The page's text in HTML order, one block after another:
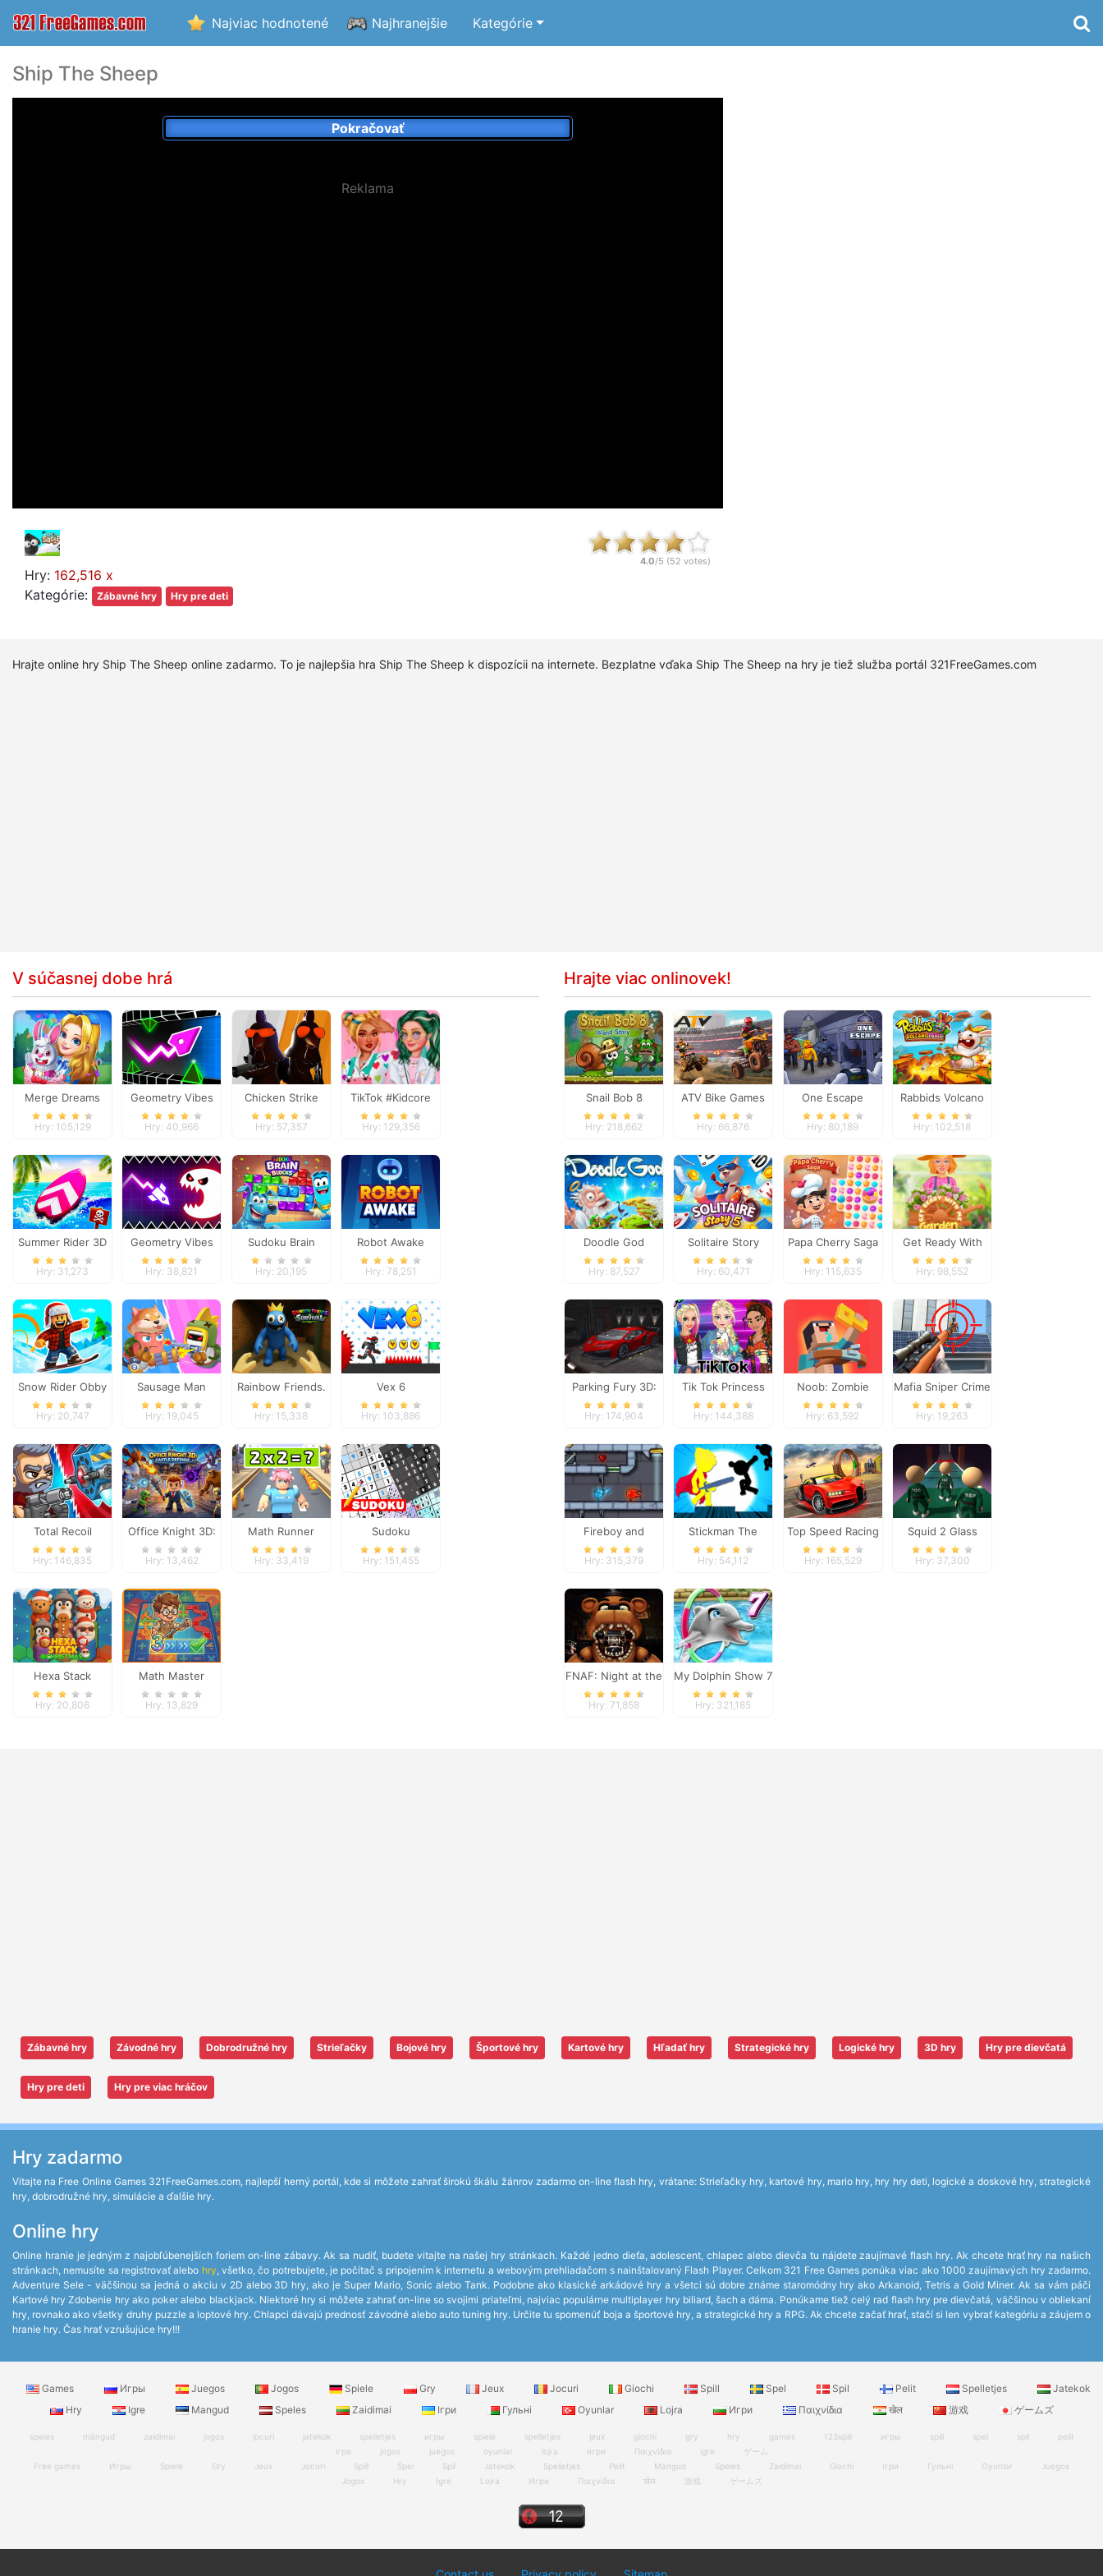
Najviac hodnotené Najhranejšie Kategórie
Ship The Sheep
Pokračovať
Reklama
Hry: 162,516 x
Kategórie:
Zábavné hry Hry pre deti
4.0/5 (52 votes)
Hrajte online hry Ship The Sheep online zadarmo. To je najlepšia hra Ship The Sheep k dispozícii na internete. Bezplatne vďaka Ship The Sheep na hry je tiež služba portál 321FreeGames.com
V súčasnej dobe hrá
Merge Dreams
Hry: 105,129
Geometry Vibes
3D
Hry: 40,966
Chicken Strike
Hry: 57,357
TikTok #Kidcore
Models
Hry: 129,356
Summer Rider 3D
Hry: 31,273
Geometry Vibes
Monster
Hry: 38,821
Sudoku Brain
Blocks
Hry: 20,195
Robot Awake
Hry: 78,251
Snow Rider Obby
Parkour
Hry: 20,747
Sausage Man
Shooting
Hry: 19,045
Rainbow Friends.
Survival
Hry: 15,338
Vex 6
Hry: 103,886
Total Recoil
Hry: 146,835
Office Knight 3D:
Castle Defense
Hry: 13,462
Math Runner
Hry: 33,419
Sudoku
Hry: 151,455
Hexa Stack
Christmas
Hry: 20,806
Math Master
Hry: 13,829
Hrajte viac onlinovek!
Snail Bob 8
Hry: 218,662
ATV Bike Games
Quad Offroad
Hry: 66,876
One Escape
Hry: 80,189
Rabbids Volcano
Panic
Hry: 102,518
Doodle God
Hry: 87,527
Solitaire Story
TriPeaks 5
Hry: 60,471
Papa Cherry Saga
Hry: 115,635
Get Ready With
Me Garden
Hry: 98,552
Parking Fury 3D:
Night Thief
Hry: 174,904
Tik Tok Princess
Hry: 144,388
Noob: Zombie
Prison Escape
Hry: 63,592
Mafia Sniper Crime
Shooting
Hry: 19,263
Fireboy and
Watergirl 3
Hry: 315,379
Stickman The
Flash
Hry: 54,112
Top Speed Racing
3D
Hry: 165,529
Squid 2 Glass
Bridge
Hry: 37,300
FNAF: Night at the
Dentist
Hry: 71,858
My Dolphin Show 7
Hry: 321,185
Zábavné hry Závodné hry Dobrodružné hry Strieľačky Bojové hry Športové hry Kartové hry Hľadať hry Strategické hry Logické hry 3D hry Hry pre dievčatá
Hry pre deti Hry pre viac hráčov
Hry zadarmo
Vitajte na Free Online Games 321FreeGames.com, najlepší herný portál, kde si môžete zahrať širokú škálu žánrov zadarmo on-line flash hry, vrátane: Strieľačky hry, kartové hry, mario hry, hry hry deti, logické a doskové hry, strategické
hry, dobrodružné hry, simulácie a ďalšie hry.
Online hry
Online hranie je jedným z najobľúbenejších foriem on-line zábavy. Ak sa nudiť, budete vitajte na našej hry stránkach. Každé jedno dieťa, adolescent, chlapec alebo dievča tu nájdete zaujímavé flash hry. Ak chcete hrať hry na našich
stránkach, nemusíte sa registrovať alebo hry, všetko, čo potrebujete, je počítač s pripojením k internetu a webovým prehliadačom s nainštalovaný Flash Player. Celkom 321 Free Games ponúka viac ako 1000 zaujímavých hry zadarmo.
Adventure Sele - väčšinou sa jedná o akciu v 2D alebo 3D hry, ako je Super Mario, Sonic alebo Tank. Podobne ako klasické arkádové hry a všetci sú dobre známe staromódny hry ako Arkanoid, Tetris a Gold Miner. Ak sa vám páči
Kartové hry Zdobenie hry ako poker alebo blackjack. Niektoré hry si môžete zahrať on-line so svojimi priateľmi, najviac populárne multiplayer hry biliard, šach a dáma. Ponúkame tiež celý rad flash hry pre dievčatá, väčšinou v obliekaní
hry, rovnako ako všetky druhy puzzle a loptové hry. Chlapci dávajú prednosť závodné alebo auto tuning hry. Určite tu spomenúť boja a športové hry, a strategické hry a RPG. Ak chcete začať hrať, stačí si len vybrať kategóriu a záujem o
hranie hry. Čas hrať vzrušujúce hry!!!
Games Игры Juegos Jogos Spiele Gry Jeux Jocuri Giochi Spill Spel Spil Pelit Spelletjes
Jatekok
Hry
Igre Mangud Speles Zaidimai Ігри Гульні Oyunlar Lojra Игри Παιχνίδια खेल 游戏 ゲームズ
speles mängud zaidimai jogos jocuri jatekok spelletjes игры spiele spelletjes jeux giochi gry hry games 123spill игры spill spel spil
pelit
ігри
jogos juegos oyunlar lojra игри Παιχνίδια igre
ゲーム
Free games
Игры Spiele Gry Jeux Jocuri Spill Spel Spil Jatekok Spelletjes Pelit Mängud Speles Zaidimai Giochi Ігри Гульні Oyunlar
Juegos
Jogos
Hry Igre Lojra Игри Παιχνίδια खेल 游戏 ゲームズ